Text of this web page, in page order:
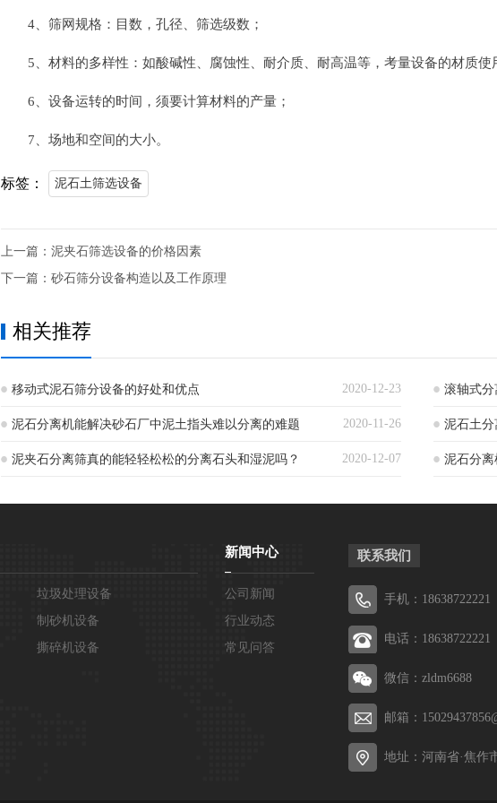
4、筛网规格：目数，孔径、筛选级数；
5、材料的多样性：如酸碱性、腐蚀性、耐介质、耐高温等，考量设备的材质使
6、设备运转的时间，须要计算材料的产量；
7、场地和空间的大小。
标签： 泥石土筛选设备
上一篇： 泥夹石筛选设备的价格因素
下一篇： 砂石筛分设备构造以及工作原理
相关推荐
2020-12-23
移动式泥石筛分设备的好处和优点 滚轴式分
2020-11-26
泥石分离机能解决砂石厂中泥土指头难以分离的难题 泥石土分
2020-12-07
泥夹石分离筛真的能轻轻松松的分离石头和湿泥吗？ 泥石分离
垃圾处理设备
制砂机设备
撕碎机设备
新闻中心
公司新闻
行业动态
常见问答
联系我们
手机：18638722221
电话：18638722221
微信：zldm6688
邮箱：
地址：河南省·焦作